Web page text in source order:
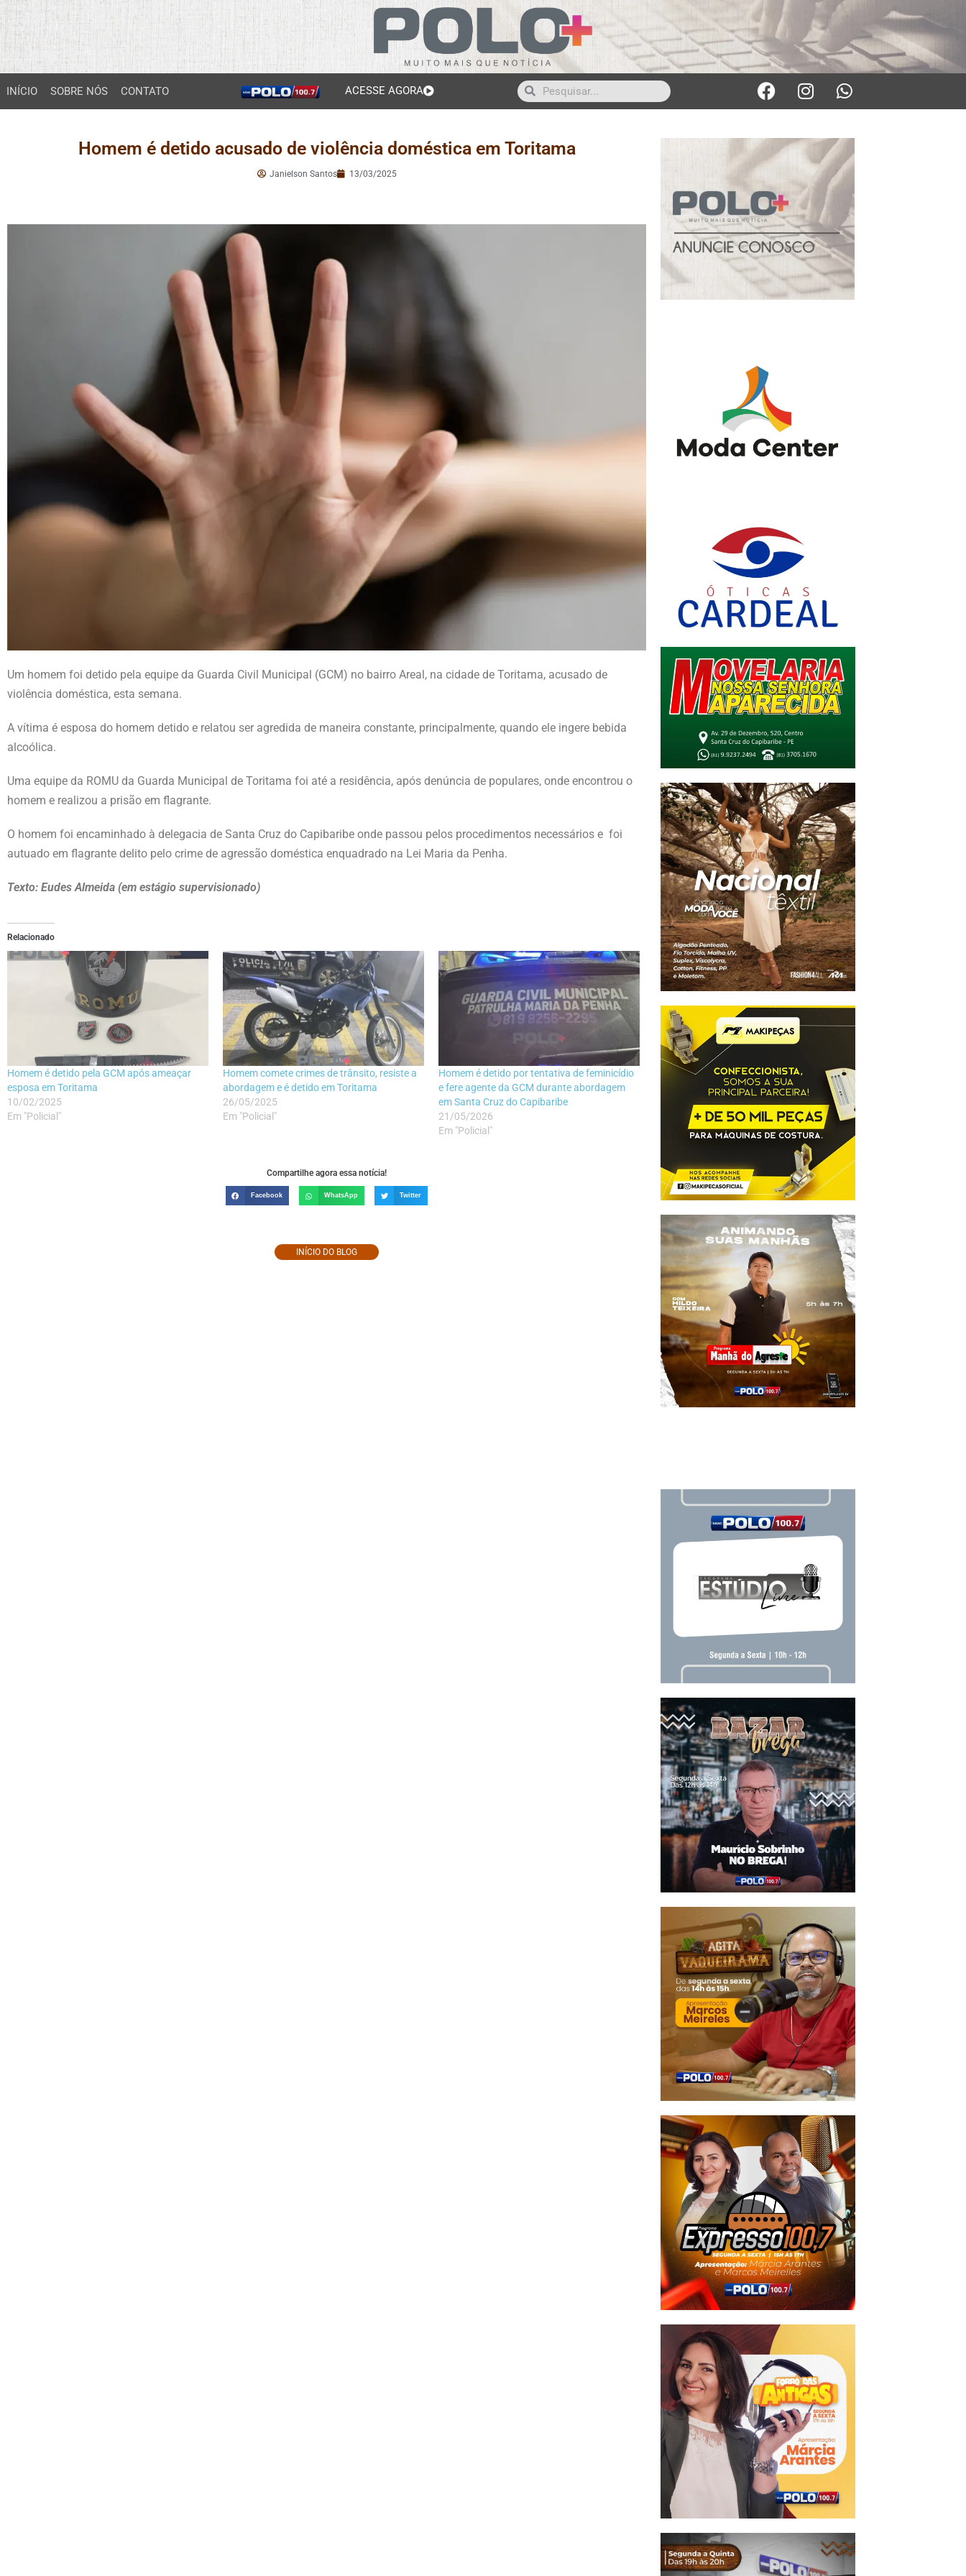
INÍCIO SOBRE NÓS CONTATO ACESSE AGORA
Homem é detido acusado de violência doméstica em Toritama
Janielson Santos 13/03/2025
Um homem foi detido pela equipe da Guarda Civil Municipal (GCM) no bairro Areal, na cidade de Toritama, acusado de
violência doméstica, esta semana.
A vítima é esposa do homem detido e relatou ser agredida de maneira constante, principalmente, quando ele ingere bebida
alcoólica.
Uma equipe da ROMU da Guarda Municipal de Toritama foi até a residência, após denúncia de populares, onde encontrou o
homem e realizou a prisão em flagrante.
O homem foi encaminhado à delegacia de Santa Cruz do Capibaribe onde passou pelos procedimentos necessários e foi
autuado em flagrante delito pelo crime de agressão doméstica enquadrado na Lei Maria da Penha.
Texto: Eudes Almeida (em estágio supervisionado)
Relacionado
Homem é detido pela GCM após ameaçar
esposa em Toritama
10/02/2025
Em "Policial"
Homem comete crimes de trânsito, resiste a
abordagem e é detido em Toritama
26/05/2025
Em "Policial"
Homem é detido por tentativa de feminicídio
e fere agente da GCM durante abordagem
em Santa Cruz do Capibaribe
21/05/2026
Em "Policial"
Compartilhe agora essa notícia!
Facebook WhatsApp Twitter
INÍCIO DO BLOG